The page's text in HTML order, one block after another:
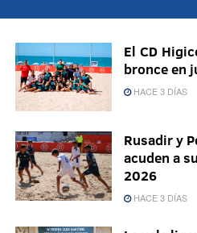
El CD
bronce en
HACE 3 DÍAS
Rusadir y
acuden a
2026
HACE 3 DÍAS